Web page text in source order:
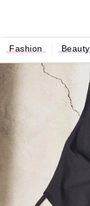
Fashion Beauty